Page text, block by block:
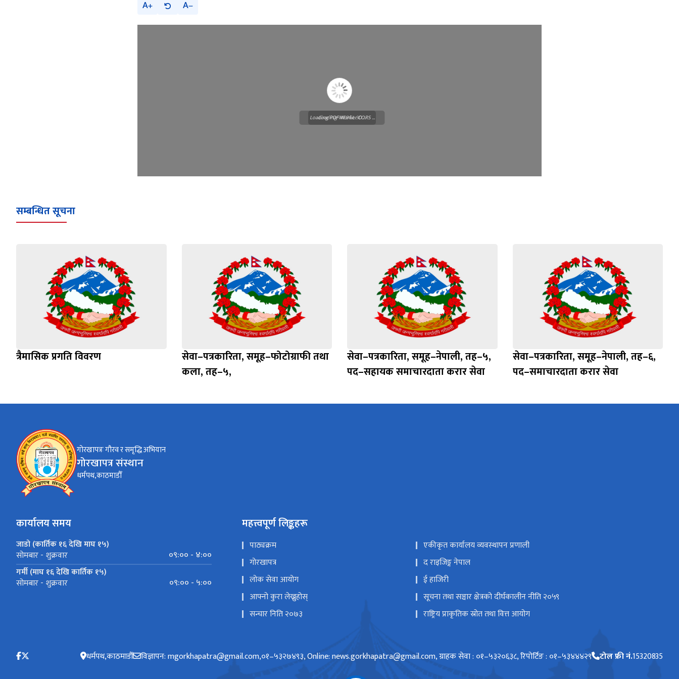
A A
Loading WEBGL 3D ...
Loading PDF Worker CORS ...
सम्बन्धित सूचना
त्रैमासिक प्रगति विवरण
सेवा–पत्रकारिता, समूह–फोटोग्राफी तथा
कला, तह–५,
सेवा–पत्रकारिता, समूह–नेपाली, तह–५,
पद–सहायक समाचारदाता करार सेवा
सेवा–पत्रकारिता, समूह–नेपाली, तह–६,
पद–समाचारदाता करार सेवा
गोरखापत्रः गौरव र समृद्धि अभियान
गोरखापत्र संस्थान
धर्मपथ,काठमाडौँ
कार्यालय समय
जाडो (कार्तिक १६ देखि माघ १५)
सोमबार - शुक्रवार
०९:०० - ४:००
गर्मी (माघ १६ देखि कार्तिक १५)
सोमबार - शुक्रवार ०९:०० - ५:००
महत्त्वपूर्ण लिङ्कहरू
पाठ्यक्रम
एकीकृत कार्यालय व्यवस्थापन प्रणाली
गोरखापत्र
द राइजिङ्ग नेपाल
लोक सेवा आयोग
ई हाजिरी
आफ्नो कुरा लेख्नुहोस्
सूचना तथा सञ्चार क्षेत्रको दीर्घकालीन नीति २०५९
सन्चार निति २०७३
राष्ट्रिय प्राकृतिक स्रोत तथा वित्त आयोग
धर्मपथ,काठमाडौँ विज्ञापन: mgorkhapatra@gmail.com,०१–५३२७४९३, Online: news.gorkhapatra@gmail.com, ग्राहक सेवा : ०१–५३२०६३८, रिपोर्टिङ : ०१–५३४४४२९ टोल फ्री नं.15320835